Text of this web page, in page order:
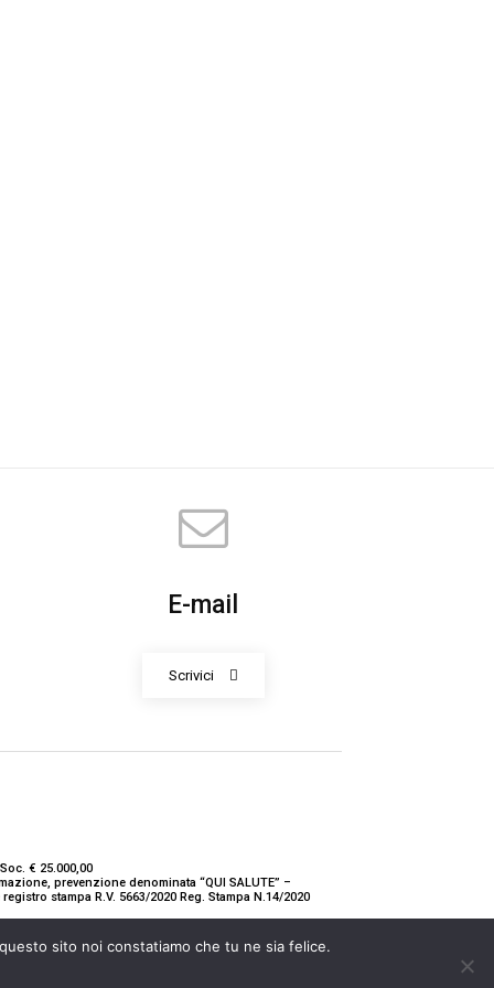
E-mail
Scrivici
€ 25.000,00
prevenzione denominata “QUI SALUTE” –
stampa R.V. 5663/2020 Reg. Stampa N.14/2020
sito noi constatiamo che tu ne sia felice.